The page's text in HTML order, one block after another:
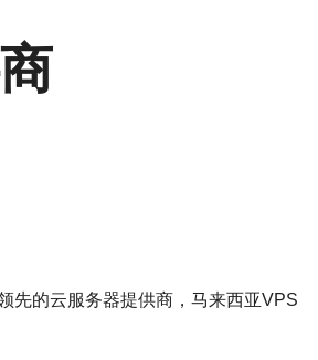
先的云服务器提供商，马来西亚VPS